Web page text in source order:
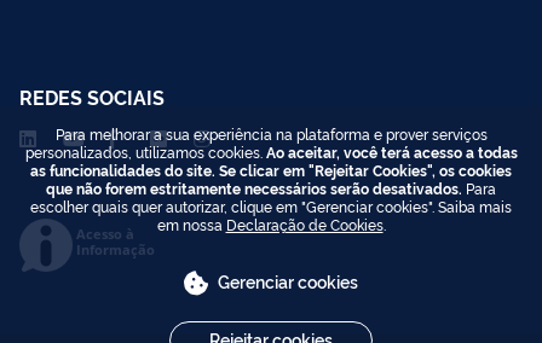
REDES SOCIAIS
Acesso à
Informação
Para melhorar a sua experiência na plataforma e prover serviços
personalizados, utilizamos cookies. Ao aceitar, você terá acesso a todas
as funcionalidades do site. Se clicar em "Rejeitar Cookies", os cookies
que não forem estritamente necessários serão desativados. Para
escolher quais quer autorizar, clique em "Gerenciar cookies". Saiba mais
em nossa Declaração de Cookies.
Gerenciar cookies